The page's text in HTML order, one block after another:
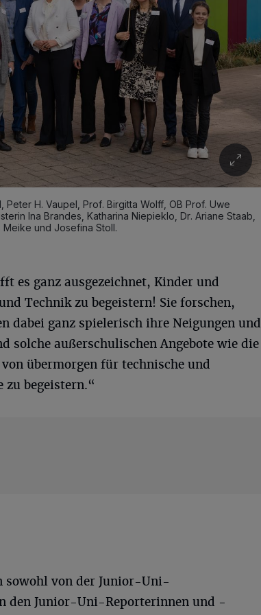
Peter H. Vaupel, Prof. Birgitta Wolff, OB Prof. Uwe
Ina Brandes, Katharina Niepieklo, Dr. Ariane Staab,
und Josefina Stoll.
es ganz ausgezeichnet, Kinder und
Technik zu begeistern! Sie forschen,
dabei ganz spielerisch ihre Neigungen und
solche außerschulischen Angebote wie die
übermorgen für technische und
begeistern.“
sowohl von der Junior-Uni-
den Junior-Uni-Reporterinnen und -